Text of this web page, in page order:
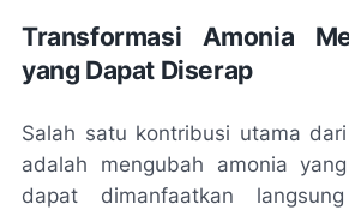
Transformasi Amonia
yang Dapat Diserap
Salah satu kontribusi utama
adalah mengubah amonia
dapat dimanfaatkan